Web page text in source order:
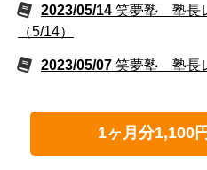
2023/05/14 笑夢塾 塾長
（5/14）
2023/05/07 笑夢塾 塾長
1ヶ月分1,100